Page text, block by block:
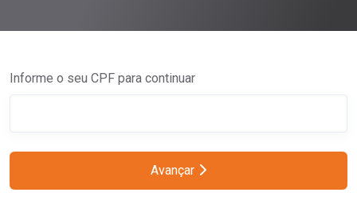
Informe o seu CPF para continuar
Avançar